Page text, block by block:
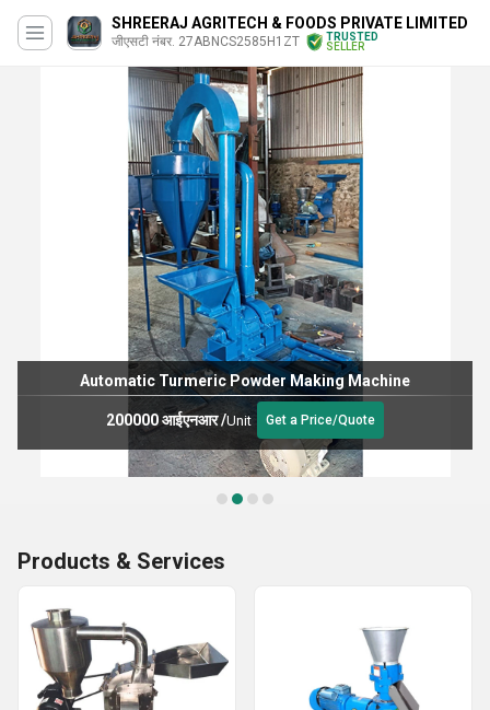
SHREERAJ AGRITECH & FOODS PRIVATE LIMITED
जीएसटी नंबर. 27ABNCS2585H1ZT
TRUSTED
SELLER
Automatic Turmeric Powder Making Machine
200000 आईएनआर/Unit Get a Price/Quote
Products & Services